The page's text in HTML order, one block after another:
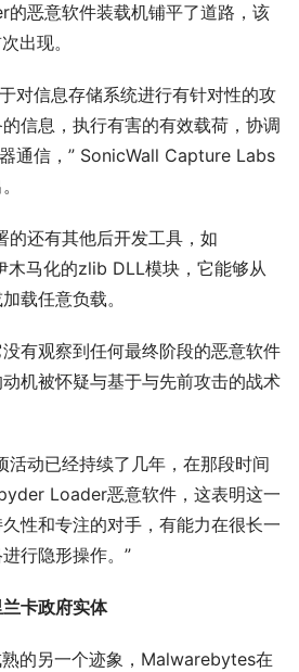
的恶意软件装载机铺平了道路，该
出现。
对信息存储系统进行有针对性的攻
信息，执行有害的有效载荷，协调
通信，” SonicWall Capture Labs
的还有其他后开发工具，如
马化的zlib DLL模块，它能够从
载任意负载。
有观察到任何最终阶段的恶意软件
机被怀疑与基于与先前攻击的战术
活动已经持续了几年，在那段时间
Loader恶意软件，这表明这一
性和专注的对手，有能力在很长一
行隐形操作。”
卡政府实体
的另一个迹象，Malwarebytes在